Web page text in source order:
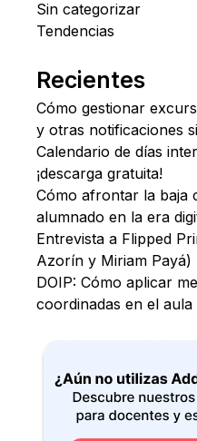
Sin categorizar
Tendencias
Recientes
Cómo gestionar
y otras notificaciones
Calendario de días
¡descarga gratuita!
Cómo afrontar la baja
alumnado en la era
Entrevista a Flipped
Azorín y Miriam Payá)
DOIP: Cómo aplicar
coordinadas en el aula